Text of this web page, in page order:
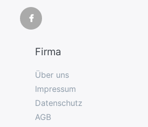
Firma
Über uns
Impressum
Datenschutz
AGB